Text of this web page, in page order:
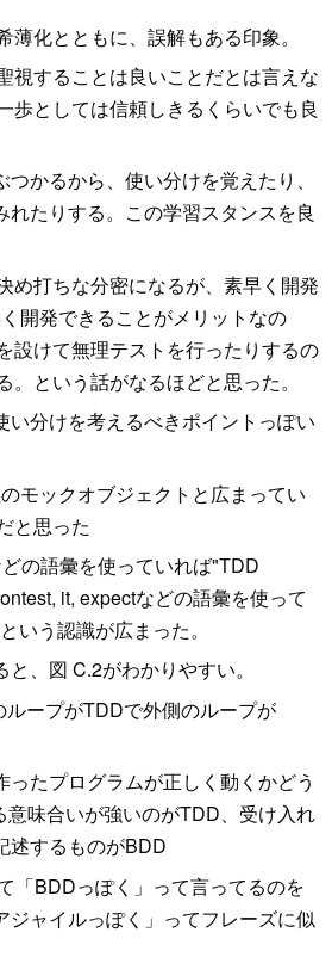
薄化とともに、誤解もある印象。
視することは良いことだとは言えな
歩としては信頼しきるくらいでも良
かるから、使い分けを覚えたり、
れたりする。この学習スタンスを良
め打ちな分密になるが、素早く開発
開発できることがメリットなの
設けて無理テストを行ったりするの
。という話がなるほどと思った。
い分けを考えるべきポイントっぽい
モックオブジェクトと広まってい
と思った
の語彙を使っていれば"TDD
it, expectなどの語彙を使って
いう認識が広まった。
と、図 C.2がわかりやすい。
ループがTDDで外側のループが
ったプログラムが正しく動くかどう
意味合いが強いのがTDD、受け入れ
述するものがBDD
「BDDっぽく」って言ってるのを
ジャイルっぽく」ってフレーズに似